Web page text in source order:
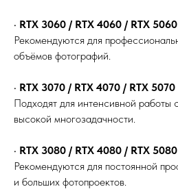
• RTX 3060 / RTX 4060 / RTX 5060
Рекомендуются для
объёмов фотографий.
• RTX 3070 / RTX 4070 / RTX 5070
Подходят для интенсивной работы
высокой многозадачности.
• RTX 3080 / RTX 4080 / RTX 5080
Рекомендуются для постоянной
и больших фотопроектов.